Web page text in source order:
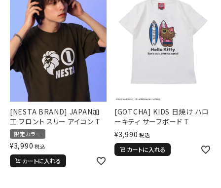
[NESTA BRAND] JAPAN加
工 フロント スリー アイコン T
限定カラー
¥3,990 税込
カートに入れる
[GOTCHA] KIDS 日焼け ハロ
ーキティ サーフボード T
¥3,990 税込
カートに入れる